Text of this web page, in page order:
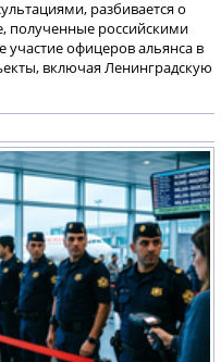
разбивается о
полученные российскими
офицеров альянса в
включая Ленинградскую